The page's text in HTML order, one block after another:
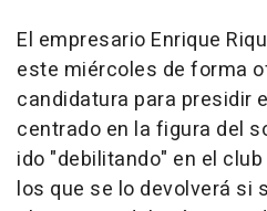
El empresario Enrique
este miércoles de forma
candidatura para presidir
centrado en la figura del
ido "debilitando" en el
los que se lo devolverá si